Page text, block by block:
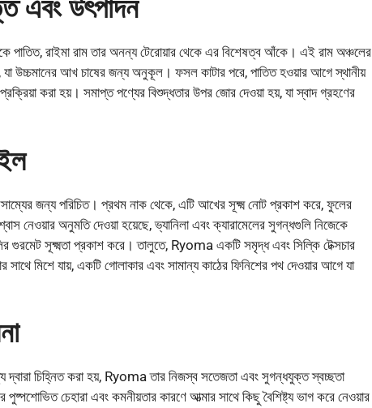
এবং উৎপাদন
পাতিত, রাইমা রাম তার অনন্য টেরোয়ার থেকে এর বিশেষত্ব আঁকে। এই রাম অঞ্চলের
যা উচ্চমানের আখ চাষের জন্য অনুকূল। ফসল কাটার পরে, পাতিত হওয়ার আগে স্থানীয়
করা হয়। সমাপ্ত পণ্যের বিশুদ্ধতার উপর জোর দেওয়া হয়, যা স্বাদ গ্রহণের
জন্য পরিচিত। প্রথম নাক থেকে, এটি আখের সূক্ষ্ম নোট প্রকাশ করে, ফুলের
নেওয়ার অনুমতি দেওয়া হয়েছে, ভ্যানিলা এবং ক্যারামেলের সুগন্ধগুলি নিজেকে
গুরমেট সূক্ষ্মতা প্রকাশ করে। তালুতে, Ryoma একটি সমৃদ্ধ এবং সিল্কি টেক্সচার
সাথে মিশে যায়, একটি গোলাকার এবং সামান্য কাঠের ফিনিশের পথ দেওয়ার আগে যা
দ্বারা চিহ্নিত করা হয়, Ryoma তার নিজস্ব সতেজতা এবং সুগন্ধযুক্ত স্বচ্ছতা
চেহারা এবং কমনীয়তার কারণে আত্মার সাথে কিছু বৈশিষ্ট্য ভাগ করে নেওয়ার